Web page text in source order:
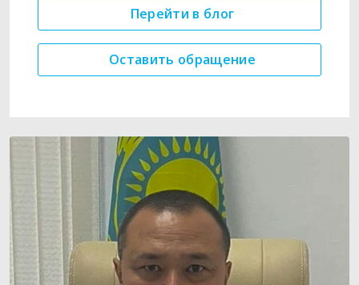
Перейти в блог
Оставить обращение